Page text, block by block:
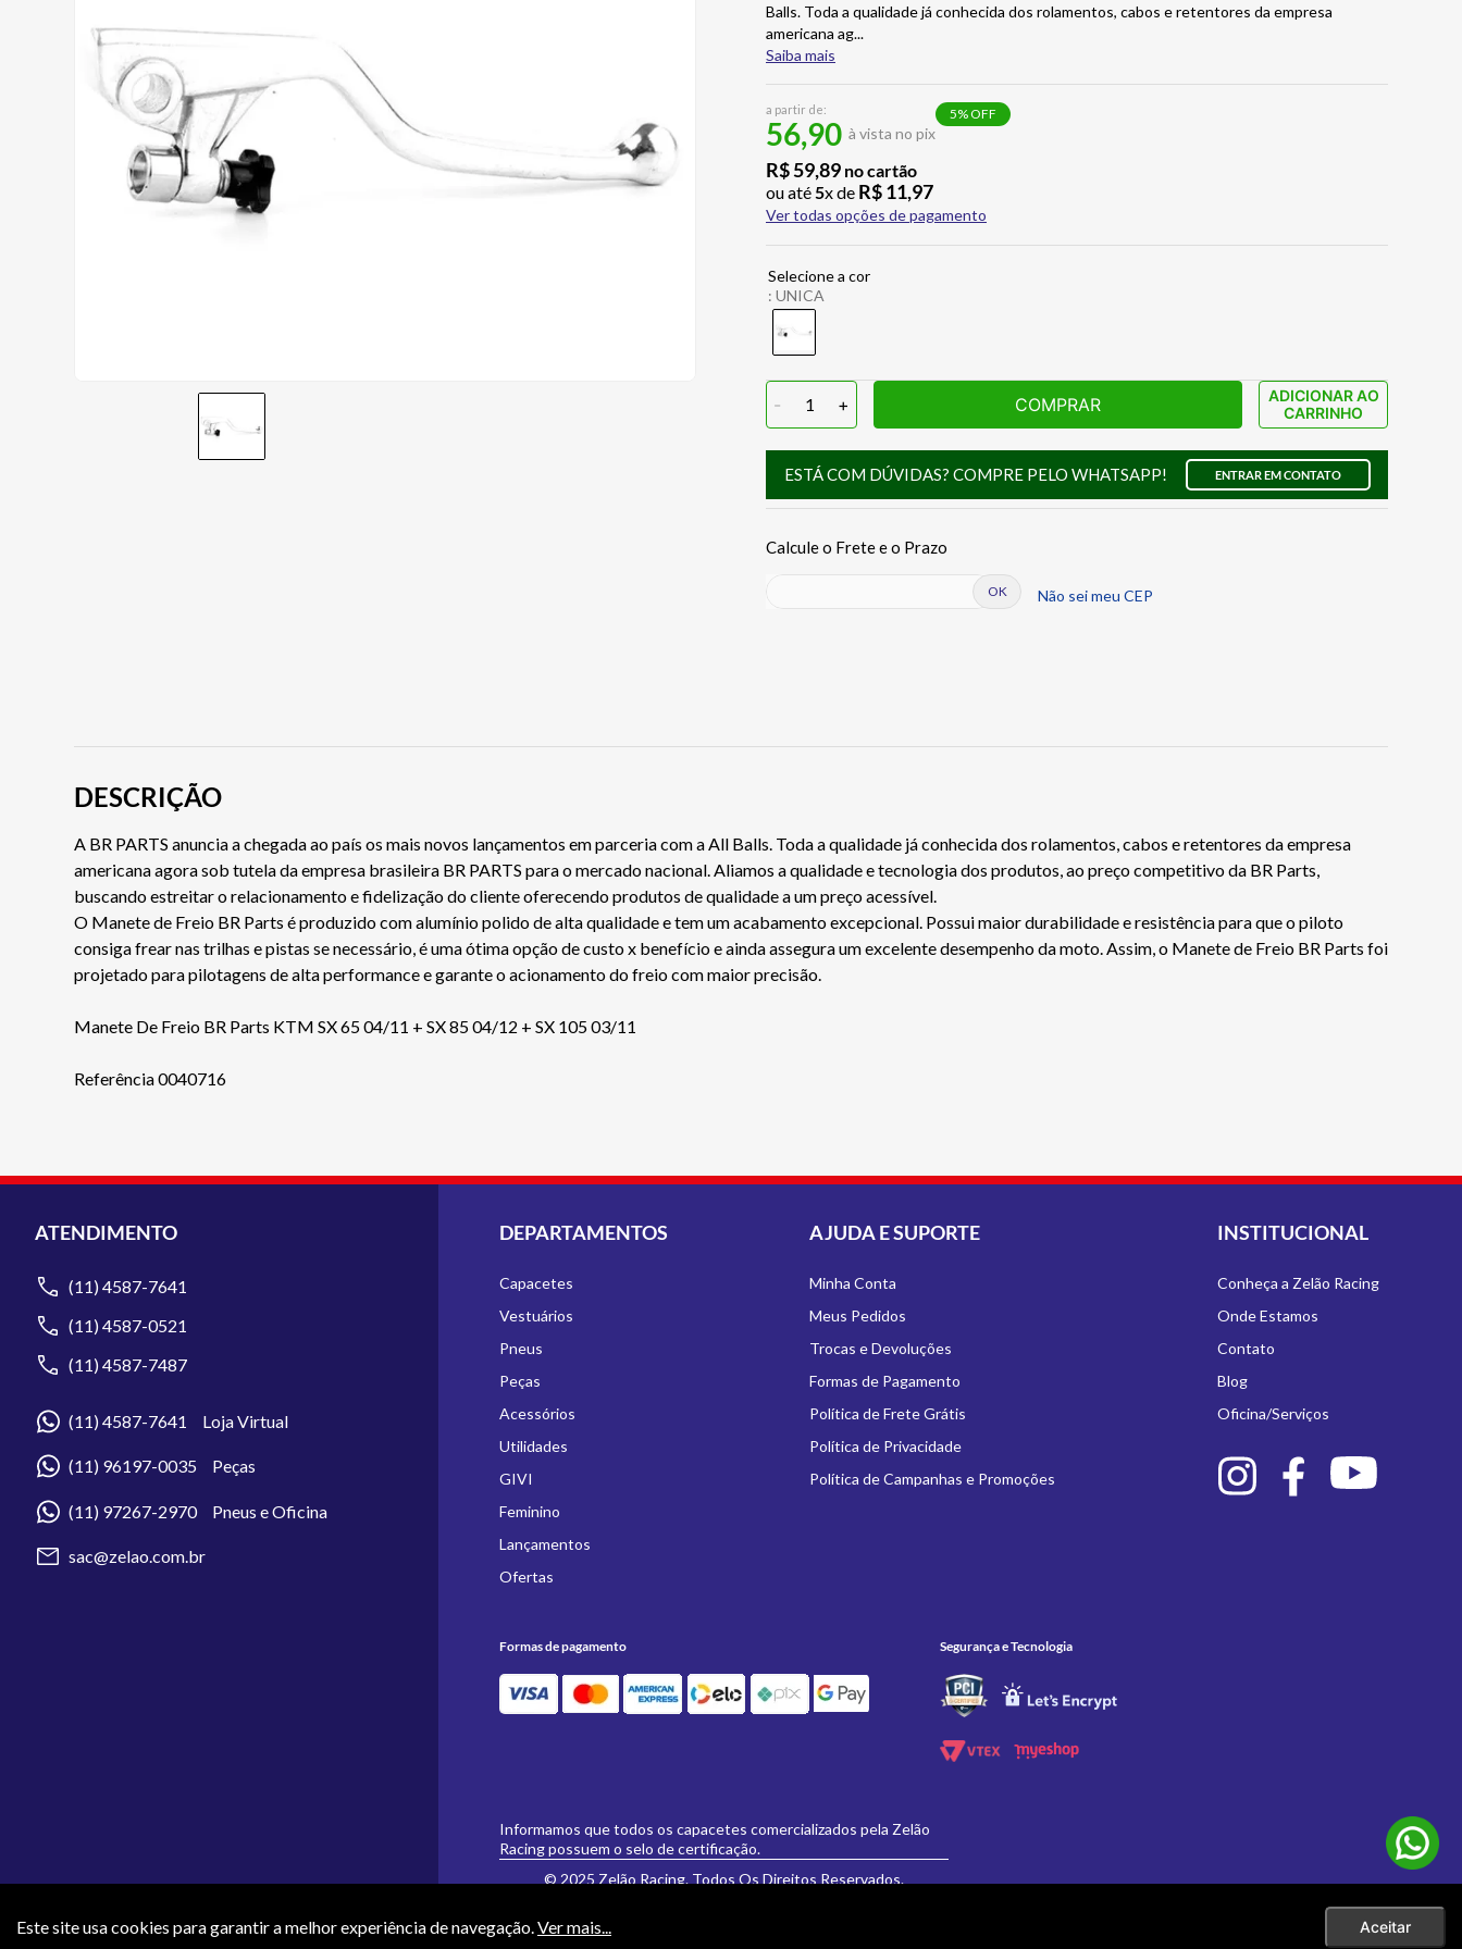
Este site usa cookies para garantir a melhor experiência de navegação.Ver mais... Aceitar
Balls. Toda a qualidade já conhecida dos rolamentos, cabos e retentores da empresa
americana ag...
Saiba mais
a partir de:
56,90 à vista no pix
5% OFF
R$59,89 no cartão
ou até 5x de R$11,97
Ver todas opções de pagamento
: UNICA
- 1 + COMPRAR
ADICIONAR AO
CARRINHO
ESTÁ COM DÚVIDAS? COMPRE PELO WHATSAPP! ENTRAR EM CONTATO
Não sei meu CEP
DESCRIÇÃO
A BR PARTS anuncia a chegada ao país os mais novos lançamentos em parceria com a All Balls. Toda a qualidade já conhecida dos rolamentos, cabos e retentores da empresa
americana agora sob tutela da empresa brasileira BR PARTS para o mercado nacional. Aliamos a qualidade e tecnologia dos produtos, ao preço competitivo da BR Parts,
buscando estreitar o relacionamento e fidelização do cliente oferecendo produtos de qualidade a um preço acessível.
O Manete de Freio BR Parts é produzido com alumínio polido de alta qualidade e tem um acabamento excepcional. Possui maior durabilidade e resistência para que o piloto
consiga frear nas trilhas e pistas se necessário, é uma ótima opção de custo x benefício e ainda assegura um excelente desempenho da moto. Assim, o Manete de Freio BR Parts foi
projetado para pilotagens de alta performance e garante o acionamento do freio com maior precisão.
Manete De Freio BR Parts KTM SX 65 04/11 + SX 85 04/12 + SX 105 03/11
Referência 0040716
ATENDIMENTO
(11) 4587-7641
(11) 4587-0521
(11) 4587-7487
(11) 4587-7641 Loja Virtual
(11) 96197-0035 Peças
(11) 97267-2970 Pneus e Oficina
sac@zelao.com.br
DEPARTAMENTOS
Capacetes
Vestuários
Pneus
Peças
Acessórios
Utilidades
GIVI
Feminino
Lançamentos
Ofertas
AJUDA E SUPORTE
Minha Conta
Meus Pedidos
Trocas e Devoluções
Formas de Pagamento
Política de Frete Grátis
Política de Privacidade
Política de Campanhas e Promoções
INSTITUCIONAL
Conheça a Zelão Racing
Onde Estamos
Contato
Blog
Oficina/Serviços
Formas de pagamento Segurança e Tecnologia
Informamos que todos os capacetes comercializados pela Zelão
Racing possuem o selo de certificação.
© 2025 Zelão Racing. Todos Os Direitos Reservados.
9º AIROH